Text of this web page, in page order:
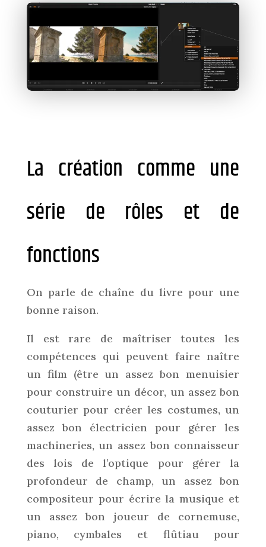
La création comme une
série de rôles et de
fonctions
On parle de chaîne du livre pour une
bonne raison.
Il est rare de maîtriser toutes les
compétences qui peuvent faire naître
un film (être un assez bon menuisier
pour construire un décor, un assez bon
couturier pour créer les costumes, un
assez bon électricien pour gérer les
machineries, un assez bon connaisseur
des lois de l’optique pour gérer la
profondeur de champ, un assez bon
compositeur pour écrire la musique et
un assez bon joueur de cornemuse,
piano, cymbales et flûtiau pour